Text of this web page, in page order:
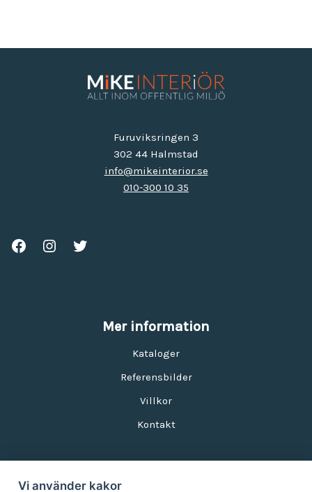
Furuviksringen 3
302 44 Halmstad
info@mikeinterior.se
010-300 10 35
Mer information
Kataloger
Referensbilder
Villkor
Kontakt
Vi använder kakor